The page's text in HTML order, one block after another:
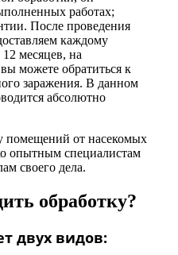
работах;
После проведения
каждому
месяцев, на
можете обратиться к
заражения. В данном
абсолютно
помещений от насекомых
опытным специалистам
своего дела.
обработку?
двух видов: